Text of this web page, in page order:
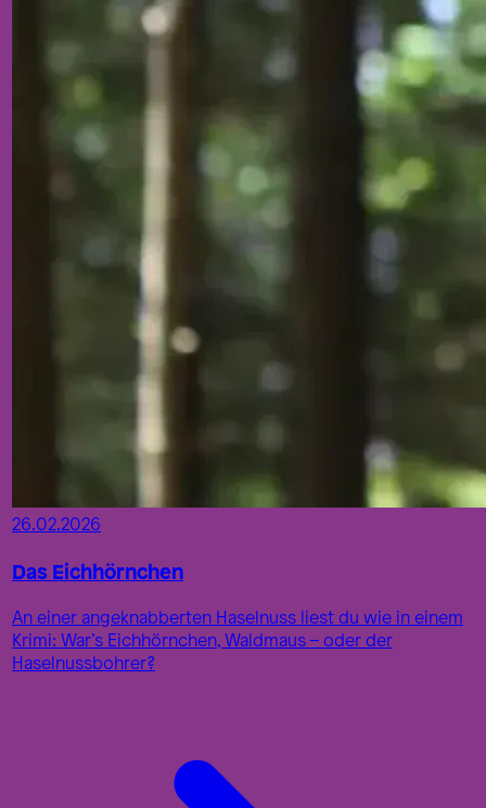
26.02.2026
Das Eichhörnchen
An einer angeknabberten Haselnuss liest du wie in einem
Krimi: War’s Eichhörnchen, Waldmaus – oder der
Haselnussbohrer?